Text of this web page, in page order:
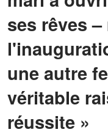
ses rêves
une autre
véritable
réussite »